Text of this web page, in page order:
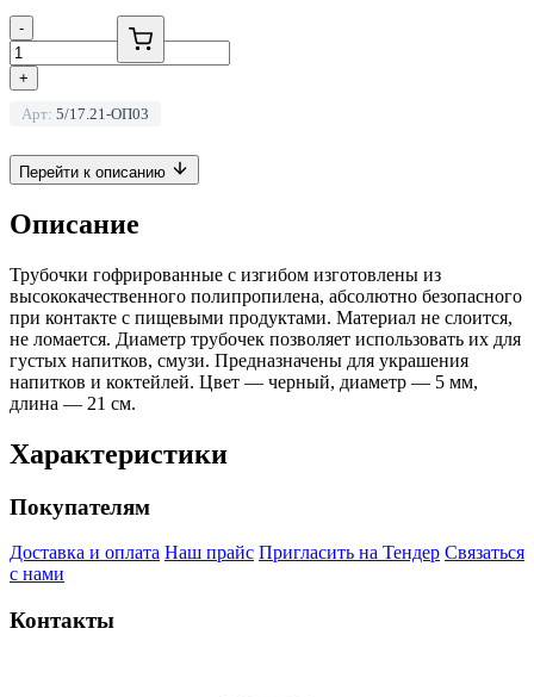
-
+
Арт: 5/17.21-ОП03
Перейти к описанию
Описание
Трубочки гофрированные с изгибом изготовлены из
высококачественного полипропилена, абсолютно безопасного
при контакте с пищевыми продуктами. Материал не слоится,
не ломается. Диаметр трубочек позволяет использовать их для
густых напитков, смузи. Предназначены для украшения
напитков и коктейлей. Цвет — черный, диаметр — 5 мм,
длина — 21 см.
Характеристики
Покупателям
Доставка и оплата Наш прайс Пригласить на Тендер Связаться
с нами
Контакты